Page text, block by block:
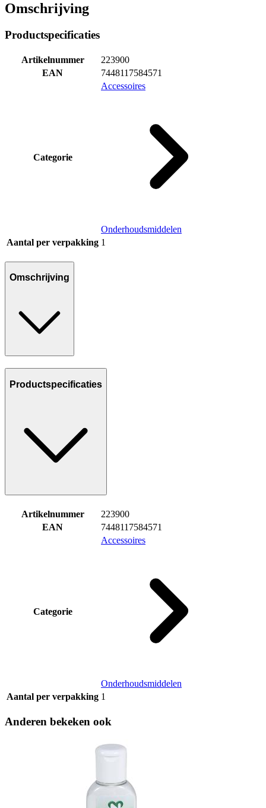
Omschrijving
Productspecificaties
Artikelnummer
223900
EAN
7448117584571
Categorie
Accessoires
Onderhoudsmiddelen
Aantal per verpakking 1
Omschrijving
Productspecificaties
Artikelnummer
223900
EAN
7448117584571
Categorie
Accessoires
Onderhoudsmiddelen
Aantal per verpakking 1
Anderen bekeken ook